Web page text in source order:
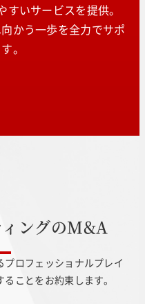
いサービスを提供。
かう一歩を全力でサポ
。
ィ ングのM&A
ロフェッショナルプレイ
ことをお約束します。